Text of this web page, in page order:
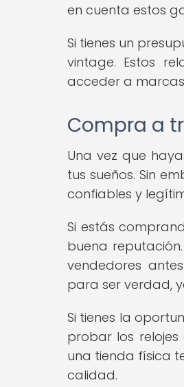
en cuenta estos
Si tienes un
vintage. Estos
acceder a
Compra a
Una vez que
tus sueños. Sin
confiables y
Si estás
buena
vendedores
para ser verdad,
Si tienes la
probar los
una tienda física
calidad.